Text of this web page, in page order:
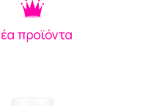
προϊόντα